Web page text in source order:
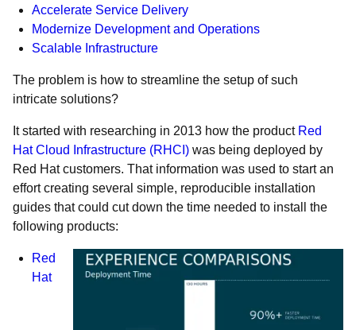
Accelerate Service Delivery
Modernize Development and Operations
Scalable Infrastructure
The problem is how to streamline the setup of such
intricate solutions?
It started with researching in 2013 how the product Red
Hat Cloud Infrastructure (RHCI) was being deployed by
Red Hat customers. That information was used to start an
effort creating several simple, reproducible installation
guides that could cut down the time needed to install the
following products:
Red
Hat